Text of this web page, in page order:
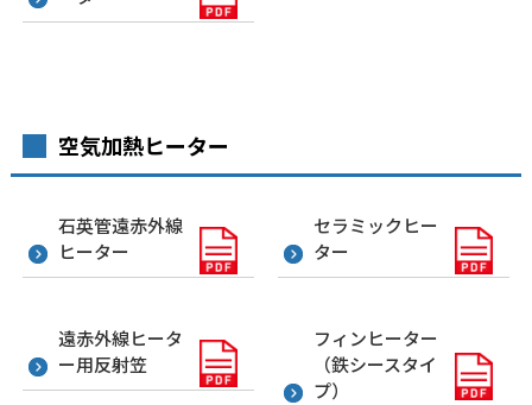
空気加熱ヒーター
石英管遠赤外線
ヒーター
セラミックヒー
ター
遠赤外線ヒータ
ー用反射笠
フィンヒーター
（鉄シースタイ
プ）